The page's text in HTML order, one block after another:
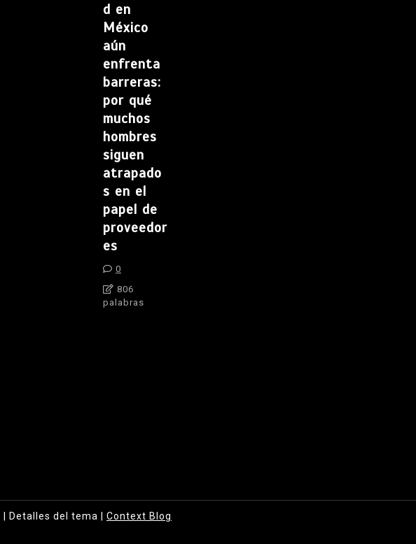
d en
México
aún
enfrenta
barreras:
por qué
muchos
hombres
siguen
atrapado
s en el
papel de
proveedor
es
0
806
palabras
Detalles del tema Context Blog